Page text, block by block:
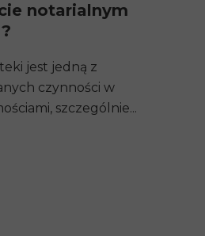
notarialnym
jest jedną z
czynności w
szczególnie...